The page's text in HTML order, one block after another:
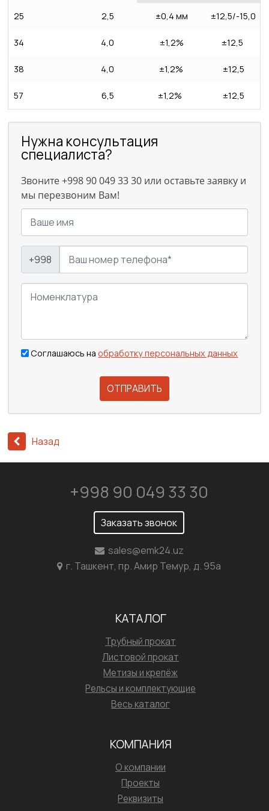
25 2,5 ±0,4 мм ±12,5/-15,0
34 4,0 ±1,2% ±12,5
38 4,0 ±1,2% ±12,5
57 6,5 ±1,2% ±12,5
Нужна консультация
специалиста?
Звоните +998 90 049 33 30 или оставьте заявку и
мы перезвоним Вам!
+998
Соглашаюсь наобработку персональных данных
ОТПРАВИТЬ
Назад
+998 90 049 33 30
Заказать звонок
sales@emk24.uz
г. Ташкент, пр. Амир Темур, д. 95а
КАТАЛОГ
Трубный прокат
Листовой прокат
Метизы и крепёж
Рельсы и комплектующие
Весь каталог
КОМПАНИЯ
О компании
Проекты
Реквизиты